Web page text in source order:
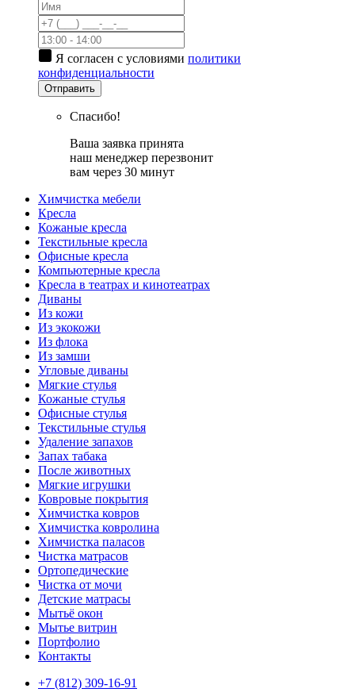
Я согласен с условиями политики
конфиденциальности
Отправить
Спасибо!
Ваша заявка принята
наш менеджер перезвонит
вам через 30 минут
Химчистка мебели
Кресла
Кожаные кресла
Текстильные кресла
Офисные кресла
Компьютерные кресла
Кресла в театрах и кинотеатрах
Диваны
Из кожи
Из экокожи
Из флока
Из замши
Угловые диваны
Мягкие стулья
Кожаные стулья
Офисные стулья
Текстильные стулья
Удаление запахов
Запах табака
После животных
Мягкие игрушки
Ковровые покрытия
Химчистка ковров
Химчистка ковролина
Химчистка паласов
Чистка матрасов
Ортопедические
Чистка от мочи
Детские матрасы
Мытьё окон
Мытье витрин
Портфолио
Контакты
+7 (812) 309-16-91